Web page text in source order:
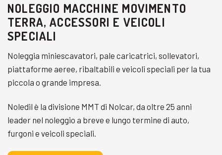
NOLEGGIO MACCHINE MOVIMENTO
TERRA, ACCESSORI E VEICOLI
SPECIALI
Noleggia miniescavatori, pale caricatrici, sollevatori,
piattaforme aeree, ribaltabili e veicoli speciali per la tua
piccola o grande impresa.
Noledil è la divisione MMT di Nolcar, da oltre 25 anni
leader nel noleggio a breve e lungo termine di auto,
furgoni e veicoli speciali.